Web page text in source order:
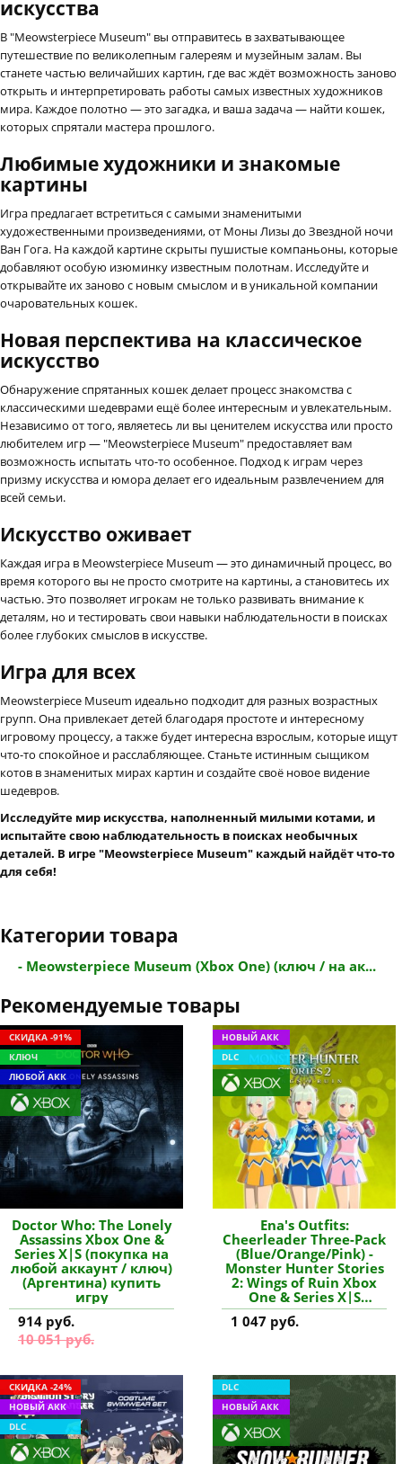
искусства
В "Meowsterpiece Museum" вы отправитесь в захватывающее
путешествие по великолепным галереям и музейным залам. Вы
станете частью величайших картин, где вас ждёт возможность заново
открыть и интерпретировать работы самых известных художников
мира. Каждое полотно — это загадка, и ваша задача — найти кошек,
которых спрятали мастера прошлого.
Любимые художники и знакомые
картины
Игра предлагает встретиться с самыми знаменитыми
художественными произведениями, от Моны Лизы до Звездной ночи
Ван Гога. На каждой картине скрыты пушистые компаньоны, которые
добавляют особую изюминку известным полотнам. Исследуйте и
открывайте их заново с новым смыслом и в уникальной компании
очаровательных кошек.
Новая перспектива на классическое
искусство
Обнаружение спрятанных кошек делает процесс знакомства с
классическими шедеврами ещё более интересным и увлекательным.
Независимо от того, являетесь ли вы ценителем искусства или просто
любителем игр — "Meowsterpiece Museum" предоставляет вам
возможность испытать что-то особенное. Подход к играм через
призму искусства и юмора делает его идеальным развлечением для
всей семьи.
Искусство оживает
Каждая игра в Meowsterpiece Museum — это динамичный процесс, во
время которого вы не просто смотрите на картины, а становитесь их
частью. Это позволяет игрокам не только развивать внимание к
деталям, но и тестировать свои навыки наблюдательности в поисках
более глубоких смыслов в искусстве.
Игра для всех
Meowsterpiece Museum идеально подходит для разных возрастных
групп. Она привлекает детей благодаря простоте и интересному
игровому процессу, а также будет интересна взрослым, которые ищут
что-то спокойное и расслабляющее. Станьте истинным сыщиком
котов в знаменитых мирах картин и создайте своё новое видение
шедевров.
Исследуйте мир искусства, наполненный милыми котами, и
испытайте свою наблюдательность в поисках необычных
деталей. В игре "Meowsterpiece Museum" каждый найдёт что-то
для себя!
Категории товара
- Meowsterpiece Museum (Xbox One) (ключ / на ак...
Рекомендуемые товары
СКИДКА -91%
КЛЮЧ
ЛЮБОЙ АКК
Doctor Who: The Lonely
Assassins Xbox One &
Series X|S (покупка на
любой аккаунт / ключ)
(Аргентина) купить
игру
914 руб.
10 051 руб.
НОВЫЙ АКК
DLC
Ena's Outfits:
Cheerleader Three-Pack
(Blue/Orange/Pink) -
Monster Hunter Stories
2: Wings of Ruin Xbox
One & Series X|S
(покупка на новый
аккаунт) (Турция)
1 047 руб.
СКИДКА -24%
НОВЫЙ АКК
DLC
DLC
НОВЫЙ АКК